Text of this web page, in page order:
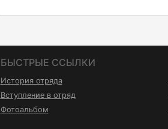
БЫСТРЫЕ ССЫЛКИ
История отряда
Вступление в отряд
Фотоальбом